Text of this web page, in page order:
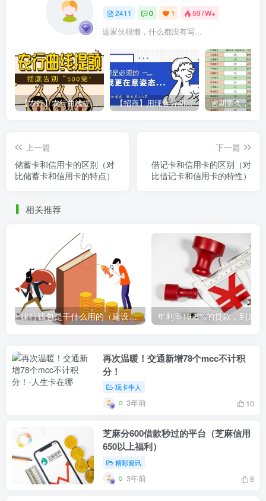
2411 0 1 597W+
这家伙很懒，什么都没有写...
【农行】农行曲线提额，彻底告别“500党” 【招商】用现金分期提额，额度直上6万
上一篇
储蓄卡和信用卡的区别（对
比储蓄卡和信用卡的特点）
下一篇
借记卡和信用卡的区别（对
比借记卡和信用卡的特性）
相关推荐
建行钱包是干什么用的（建设银行钱包的功能和用途简介）
再次温暖！交通新增78个mcc不计积
分！
玩卡牛人
3年前 10
芝麻分600借款秒过的平台（芝麻信用
650以上福利）
精彩资讯
3年前 8